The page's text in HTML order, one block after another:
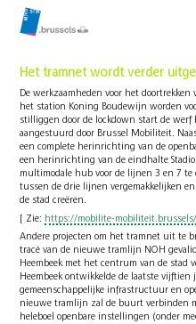
Het tramnet wordt verder
De werkzaamheden voor het
het station Koning Boudewijn worden
stilliggen door de lockdown start de
aangestuurd door Brussel Mobiliteit.
een complete herinrichting van de
een herinrichting van de eindhalte
multimodale hub voor de lijnen 3 en 7 te
tussen de drie lijnen vergemakkelijken
de stad creëren.
[ Zie: https://mobilite-
Andere projecten om het tramnet uit te
tracé van de nieuwe tramlijn NOH
Heembeek met het centrum van de stad
Heembeek ontwikkelde de laatste
gemeenschappelijke infrastructuur en
nieuwe tramlijn zal de buurt verbinden
heleboel openbare instellingen (onder